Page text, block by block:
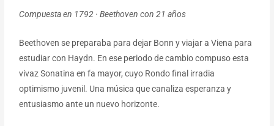
Compuesta en 1792 · Beethoven con 21 años
Beethoven se preparaba para dejar Bonn y viajar a Viena para
estudiar con Haydn. En ese periodo de cambio compuso esta
vivaz Sonatina en fa mayor, cuyo Rondo final irradia
optimismo juvenil. Una música que canaliza esperanza y
entusiasmo ante un nuevo horizonte.